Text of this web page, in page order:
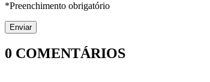
*Preenchimento obrigatório
0 COMENTÁRIOS